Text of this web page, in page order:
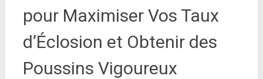
pour Maximiser Vos Taux
d’Éclosion et Obtenir des
Poussins Vigoureux